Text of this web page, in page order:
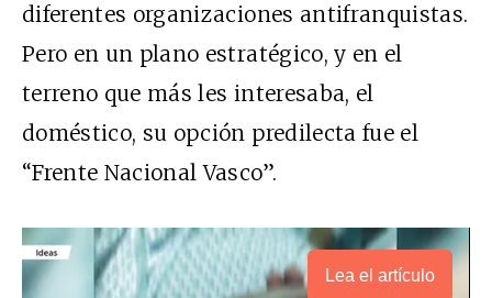
diferentes organizaciones antifranquistas.
Pero en un plano estratégico, y en el
terreno que más les interesaba, el
doméstico, su opción predilecta fue el
“Frente Nacional Vasco”.
Lea el artículo